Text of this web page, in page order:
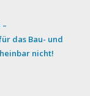
das Bau- und
nicht!